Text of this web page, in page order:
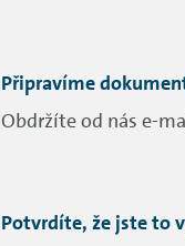
Připravíme
Obdržíte od nás e-
Potvrdíte, že jste to